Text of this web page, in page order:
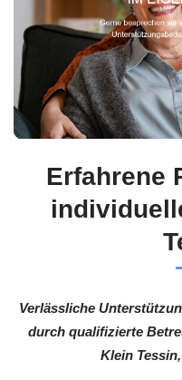
Erfahrene
Verlässliche
durch qualifizierte
Klein